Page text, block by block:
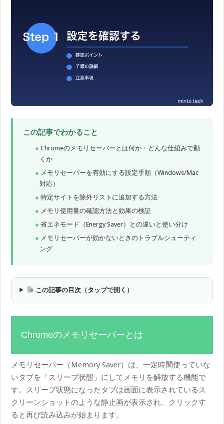
この記事でわかること
Chromeのメモリセーバーとは何か・どんな仕組みで動
くか
メモリセーバーを有効にする設定手順（Windows/Mac
対応）
特定サイトを除外リストに追加する方法
メモリ使用量の確認方法と効果の検証
省エネモード（Energy Saver）との違いと使い分け
メモリセーバーが効かないときのトラブルシューティ
ング
この記事の目次（タップで開く）
Chromeのメモリセーバーとは
メモリセーバー（Memory Saver）は、一定時間使っていな
いタブを「スリープ状態」にしてメモリを解放する機能で
す。スリープ状態になったタブは画面に表示されているス
クリーンショットのような静止画が表示され、クリックす
ると再び読み込みが始まります。